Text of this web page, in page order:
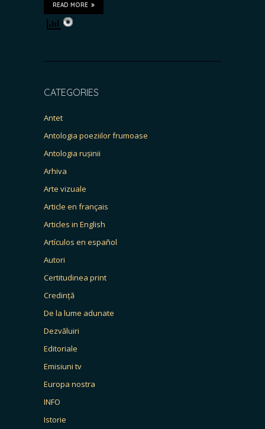
READ MORE
CATEGORIES
Antet
Antologia poeziilor frumoase
Antologia rușinii
Arhiva
Arte vizuale
Article en français
Articles in English
Artículos en español
Autori
Certitudinea print
Credință
De la lume adunate
Dezvăluiri
Editoriale
Emisiuni tv
Europa nostra
INFO
Istorie